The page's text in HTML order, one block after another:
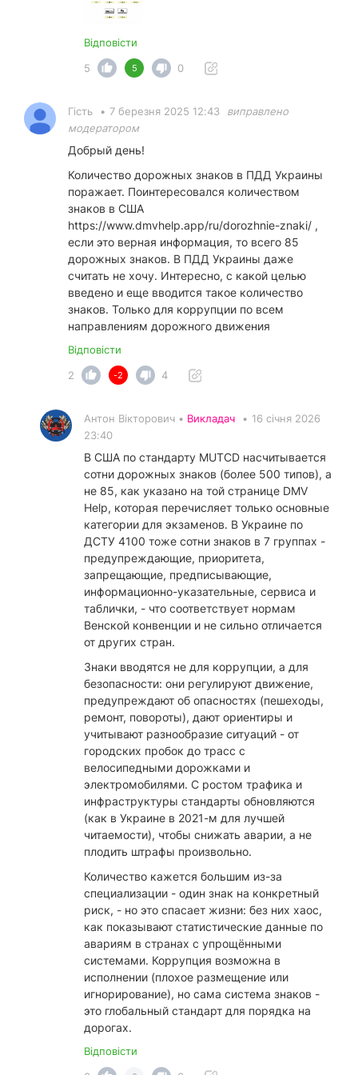
Відповісти
5
5 0
Гість • 7 березня 2025 12:43
виправлено
модератором
Добрый день!
Количество дорожных знаков в ПДД Украины
поражает. Поинтересовался количеством
знаков в США
https://www.dmvhelp.app/ru/dorozhnie-znaki/ ,
если это верная информация, то всего 85
дорожных знаков. В ПДД Украины даже
считать не хочу. Интересно, с какой целью
введено и еще вводится такое количество
знаков. Только для коррупции по всем
направлениям дорожного движения
Відповісти
2
-2 4
Антон Вікторович • Викладач • 16 січня 2026
23:40
В США по стандарту MUTCD насчитывается
сотни дорожных знаков (более 500 типов), а
не 85, как указано на той странице DMV
Help, которая перечисляет только основные
категории для экзаменов. В Украине по
ДСТУ 4100 тоже сотни знаков в 7 группах -
предупреждающие, приоритета,
запрещающие, предписывающие,
информационно-указательные, сервиса и
таблички, - что соответствует нормам
Венской конвенции и не сильно отличается
от других стран.
​Знаки вводятся не для коррупции, а для
безопасности: они регулируют движение,
предупреждают об опасностях (пешеходы,
ремонт, повороты), дают ориентиры и
учитывают разнообразие ситуаций - от
городских пробок до трасс с
велосипедными дорожками и
электромобилями. С ростом трафика и
инфраструктуры стандарты обновляются
(как в Украине в 2021-м для лучшей
читаемости), чтобы снижать аварии, а не
плодить штрафы произвольно.
​Количество кажется большим из-за
специализации - один знак на конкретный
риск, - но это спасает жизни: без них хаос,
как показывают статистические данные по
авариям в странах с упрощёнными
системами. Коррупция возможна в
исполнении (плохое размещение или
игнорирование), но сама система знаков -
это глобальный стандарт для порядка на
дорогах.
Відповісти